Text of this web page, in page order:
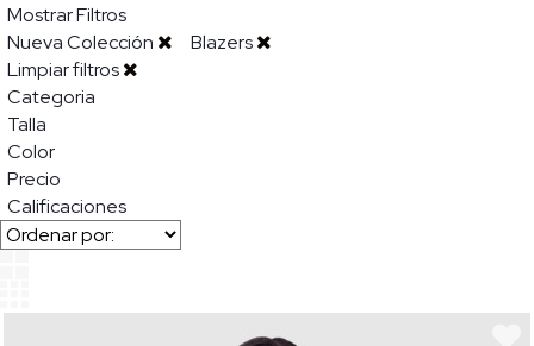
Mostrar Filtros
Nueva Colección
Blazers
Limpiar filtros
Categoria
Talla
Color
Precio
Calificaciones